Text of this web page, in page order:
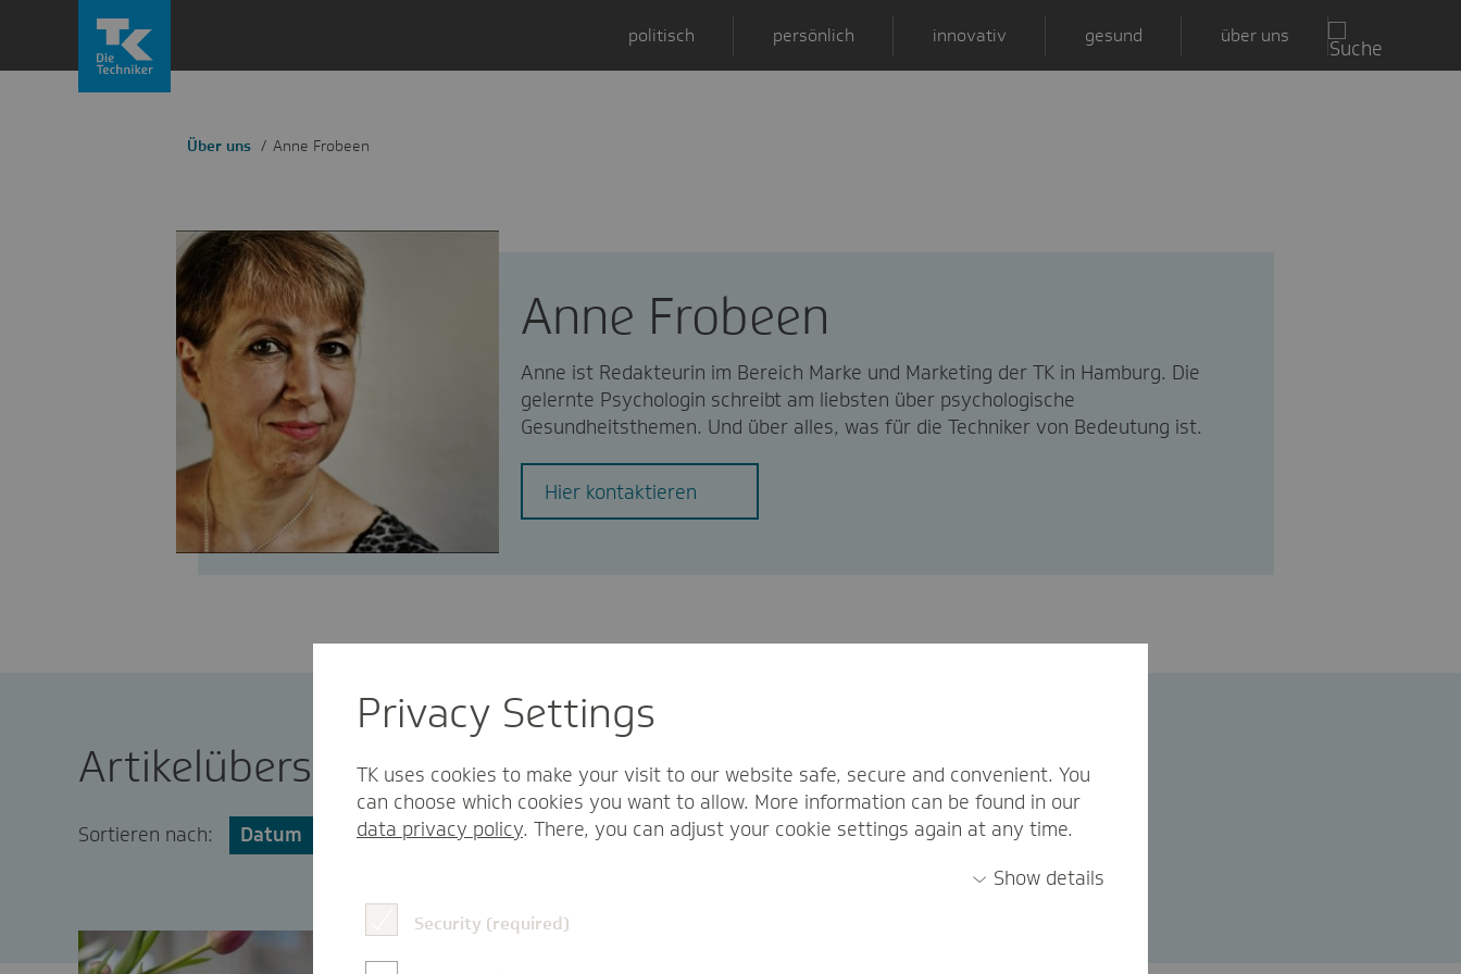
politisch persönlich innovativ gesund über uns
Über uns Anne Frobeen
Anne Frobeen
Anne ist Redakteurin im Bereich Marke und Marketing der TK in Hamburg. Die
gelernte Psychologin schreibt am liebsten über psychologische
Gesundheitsthemen. Und über alles, was für die Techniker von Bedeutung ist.
Hier kontaktieren
Artikelübersicht von Anne
Sortieren nach: Datum Popularität
Privacy Settings
TK uses cookies to make your visit to our website safe, secure and convenient. You
can choose which cookies you want to allow. More information can be found in our
data privacy policy. There, you can adjust your cookie settings again at any time.
Show details
Security (required)